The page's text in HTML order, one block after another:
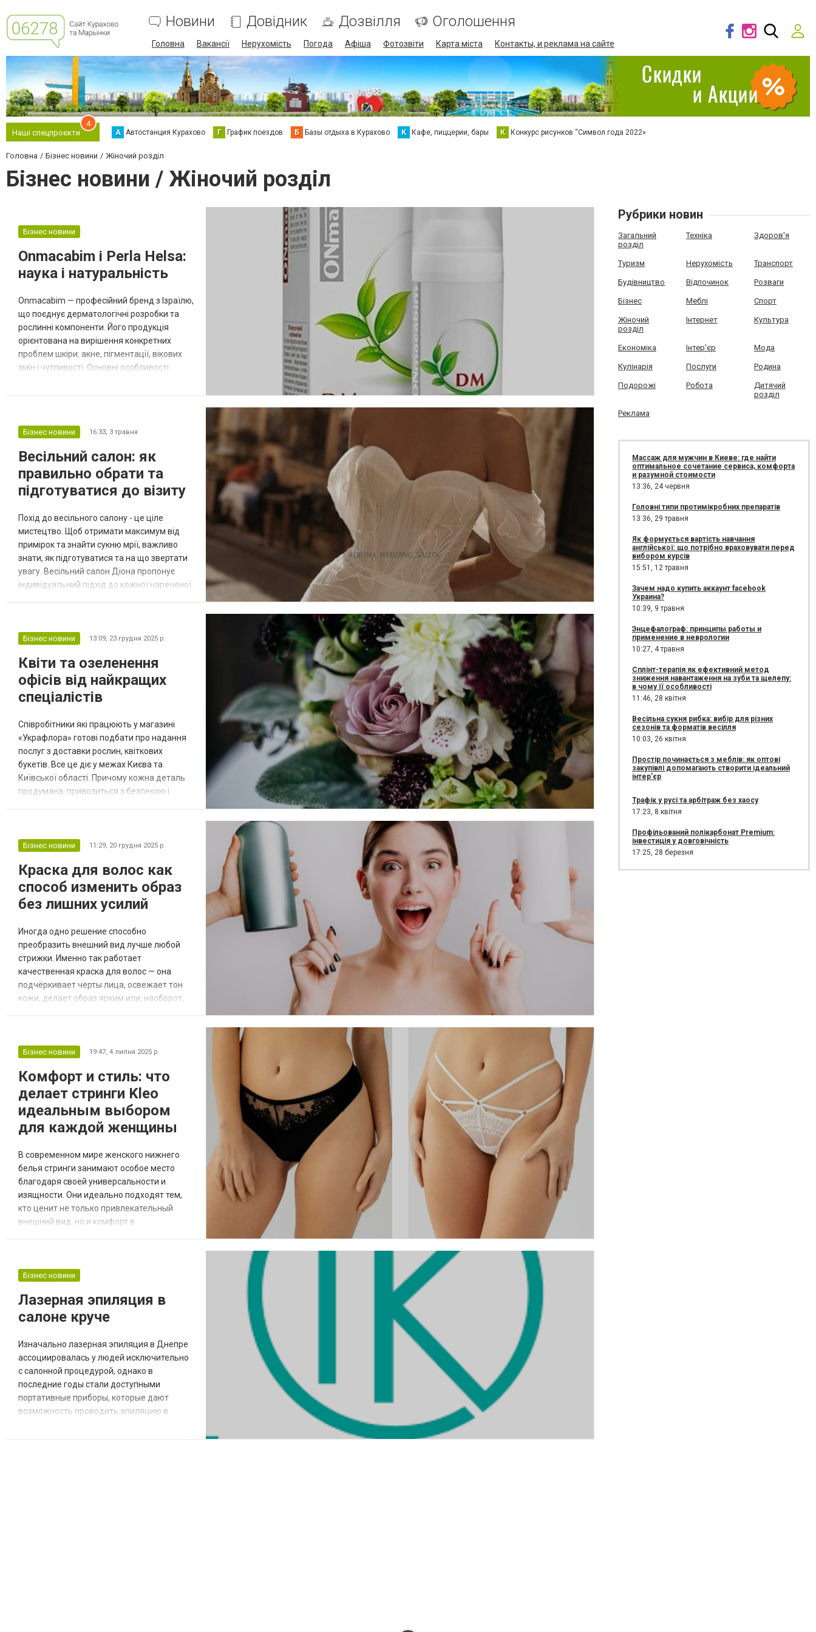
Новини Довідник Дозвілля Оголошення
Головна Вакансії Нерухомість Погода Афіша Фотозвіти Карта міста Контакты, и реклама на сайте
Наші спецпроєкти
4
А Автостанция Курахово Г График поездов Б Базы отдыха в Курахово К Кафе, пиццерии, бары К Конкурс рисунков “Символ года 2022»
Головна Бізнес новини Жіночий розділ
Бізнес новини / Жіночий розділ
Бізнес новини
Onmacabim і Perla Helsa:
наука і натуральність
Onmacabim — професійний бренд з Ізраїлю,
що поєднує дерматологічні розробки та
рослинні компоненти. Його продукція
орієнтована на вирішення конкретних
проблем шкіри: акне, пігментації, вікових
змін і чутливості. Основні особливості
активів: формули працюють на рівні дерми.
призначенн...
Бізнес новини 16:33, 3 травня
Весільний салон: як
правильно обрати та
підготуватися до візиту
Похід до весільного салону - це ціле
мистецтво. Щоб отримати максимум від
примірок та знайти сукню мрії, важливо
знати, як підготуватися та на що звертати
увагу. Весільний салон Діона пропонує
індивідуальний підхід до кожної нареченої
Різноманіття силуетів, розмірів та цінових
відсутність тиску Умо...
Бізнес новини 13:09, 23 грудня 2025 р.
Квіти та озеленення
офісів від найкращих
спеціалістів
Співробітники які працюють у магазині
«Украфлора» готові подбати про надання
послуг з доставки рослин, квіткових
букетів. Все це діє у межах Києва та
Київської області. Причому кожна деталь
продумана, привозиться з безпекою і
хвилин співробітництва. Причому товари
з водою, що дозволяє зберегти у
первинно...
Бізнес новини 11:29, 20 грудня 2025 р.
Краска для волос как
способ изменить образ
без лишних усилий
Иногда одно решение способно
преобразить внешний вид лучше любой
стрижки. Именно так работает
качественная краска для волос — она
подчёркивает черты лица, освежает тон
кожи, делает образ ярким или, наоборот,
остаётся фаворитом Несмотря на
красители не теряют популярности. Они
дают предсказуемый результат и раб...
Бізнес новини 19:47, 4 липня 2025 р.
Комфорт и стиль: что
делает стринги Kleo
идеальным выбором
для каждой женщины
В современном мире женского нижнего
белья стринги занимают особое место
благодаря своей универсальности и
изящности. Они идеально подходят тем,
кто ценит не только привлекательный
внешний вид, но и комфорт в
тенденции, высокое качество материалов
выбором для каждой женщины. Почему
именно стринги Kleo? Многие женщин...
Бізнес новини
Лазерная эпиляция в
салоне круче
Изначально лазерная эпиляция в Днепре
ассоциировалась у людей исключительно
с салонной процедурой, однако в
последние годы стали доступными
портативные приборы, которые дают
возможность проводить эпиляцию в
Рубрики новин
Загальний
розділ
Техніка Здоров'я
Туризм Нерухомість Транспорт
Будівництво Відпочинок Розваги
Бізнес Меблі Спорт
Жіночий
розділ
Інтернет Культура
Економіка Інтер'єр Мода
Кулінарія Послуги Родина
Подорожі Робота
Дитячий
розділ
Реклама
Массаж для мужчин в Киеве: где найти
оптимальное сочетание сервиса, комфорта
и разумной стоимости
13:36, 24 червня
Головні типи протимікробних препаратів
13:36, 29 травня
Як формується вартість навчання
англійської: що потрібно враховувати перед
вибором курсів
15:51, 12 травня
Зачем надо купить аккаунт facebook
Украина?
10:39, 9 травня
Энцефалограф: принципы работы и
применение в неврологии
10:27, 4 травня
Сплінт-терапія як ефективний метод
зниження навантаження на зуби та щелепу:
в чому її особливості
11:46, 28 квітня
Весільна сукня рибка: вибір для різних
сезонів та форматів весілля
10:03, 26 квітня
Простір починається з меблів: як оптові
закупівлі допомагають створити ідеальний
інтер’єр
Трафік у русі та арбітраж без хаосу
17:23, 8 квітня
Профільований полікарбонат Premium:
інвестиція у довговічність
17:25, 28 березня